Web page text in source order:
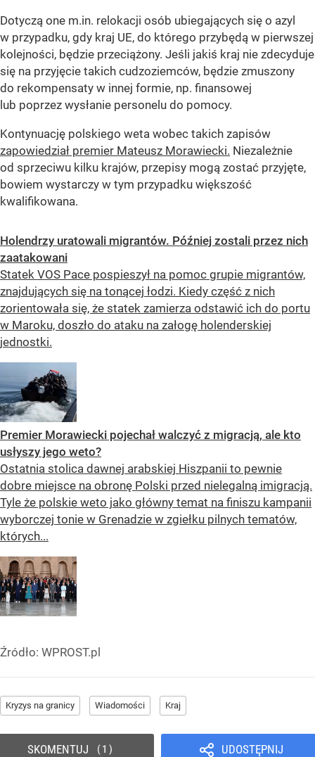
Dotyczą one m.in. relokacji osób ubiegających się o azyl
w przypadku, gdy kraj UE, do którego przybędą w pierwszej
kolejności, będzie przeciążony. Jeśli jakiś kraj nie zdecyduje
się na przyjęcie takich cudzoziemców, będzie zmuszony
do rekompensaty w innej formie, np. finansowej
lub poprzez wysłanie personelu do pomocy.
Kontynuację polskiego weta wobec takich zapisów
zapowiedział premier Mateusz Morawiecki. Niezależnie
od sprzeciwu kilku krajów, przepisy mogą zostać przyjęte,
bowiem wystarczy w tym przypadku większość
kwalifikowana.
Holendrzy uratowali migrantów. Później zostali przez nich
zaatakowani
Statek VOS Pace pospieszył na pomoc grupie migrantów,
znajdujących się na tonącej łodzi. Kiedy część z nich
zorientowała się, że statek zamierza odstawić ich do portu
w Maroku, doszło do ataku na załogę holenderskiej
jednostki.
Premier Morawiecki pojechał walczyć z migracją, ale kto
usłyszy jego weto?
Ostatnia stolica dawnej arabskiej Hiszpanii to pewnie
dobre miejsce na obronę Polski przed nielegalną imigracją.
Tyle że polskie weto jako główny temat na finiszu kampanii
wyborczej tonie w Grenadzie w zgiełku pilnych tematów,
których...
Źródło: WPROST.pl
Kryzys na granicy Wiadomości Kraj
UDOSTĘPNIJ
SKOMENTUJ 1